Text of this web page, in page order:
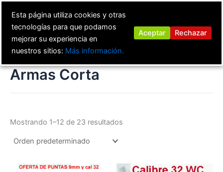
contenido
Armas Corta
Mostrando 1–12 de 23 resultados
Esta página utiliza cookies y otras
tecnologías para que podamos
mejorar su experiencia en
nuestros sitios: Más información.
Aceptar Rechazar